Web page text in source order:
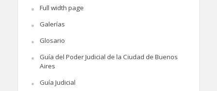
Full width page
Galerías
Glosario
Guía del Poder Judicial de la Ciudad de Buenos
Aires
Guía Judicial